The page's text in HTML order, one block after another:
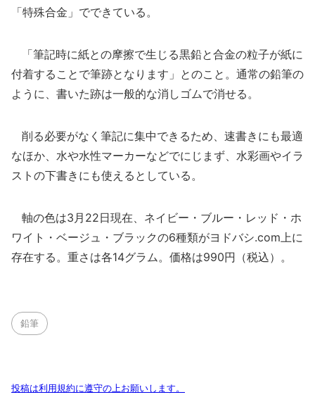
「特殊合金」でできている。
「筆記時に紙との摩擦で生じる黒鉛と合金の粒子が紙に
付着することで筆跡となります」とのこと。通常の鉛筆の
ように、書いた跡は一般的な消しゴムで消せる。
削る必要がなく筆記に集中できるため、速書きにも最適
なほか、水や水性マーカーなどでにじまず、水彩画やイラ
ストの下書きにも使えるとしている。
軸の色は3月22日現在、ネイビー・ブルー・レッド・ホ
ワイト・ベージュ・ブラックの6種類がヨドバシ.com上に
存在する。重さは各14グラム。価格は990円（税込）。
鉛筆